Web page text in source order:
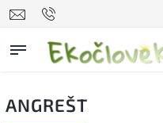
ANGREŠT